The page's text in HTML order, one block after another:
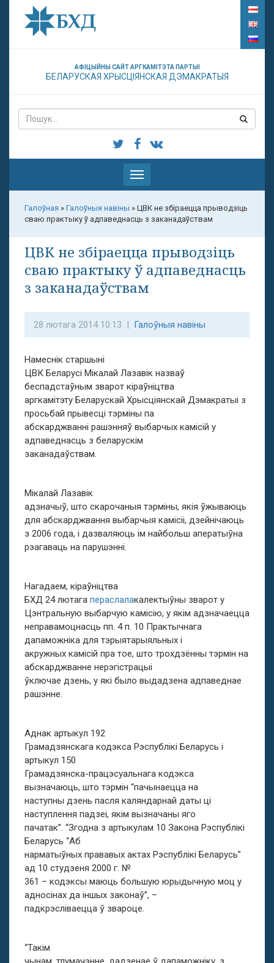
АФІЦЫЙНЫ САЙТ АРГКАМІТЭТА ПАРТЫІ
БЕЛАРУСКАЯ ХРЫСЦІЯНСКАЯ ДЭМАКРАТЫЯ
Паказаць
меню
Галоўная » Галоўныя навіны » ЦВК не збіраецца прыводзіць
сваю практыку ў адпаведнасць з заканадаўствам
ЦВК не збіраецца прыводзіць
сваю практыку ў адпаведнасць
з заканадаўствам
28 лютага 2014 10:13 | Галоўныя навіны
Намеснік старшыні
ЦВК Беларусі Мікалай Лазавік назваў
беспадстаўным зварот кіраўніцтва
аргкамітэту Беларускай Хрысціянскай Дэмакратыі з
просьбай прывесці тэрміны па
абскарджванні рашэнняў выбарчых камісій у
адпаведнасць з беларускім
заканадаўствам.
Мікалай Лазавік
адзначыў, што скарочаныя тэрміны, якія ўжываюць
для абскарджвання выбарчыя камісіі, дзейнічаюць
з 2006 года, і дазваляюць ім найбольш аператыўна
рэагаваць на парушэнні.
Нагадаем, кіраўніцтва
БХД 24 лютага пераслалакалектыўны зварот у
Цэнтральную выбарчую камісію, у якім адзначаецца
неправамоцнасць пп. 4 п. 10 Практычнага
дапаможніка для тэрыятарыяльных і
акружных камісій пра тое, што трохдзённы тэрмін на
абскарджванне нерэгістрацыі
ўключае дзень, у які было выдадзена адпаведнае
рашэнне.
Аднак артыкул 192
Грамадзянскага кодэкса Рэспублікі Беларусь і
артыкул 150
Грамадзянска-працэсуальнага кодэкса
вызначаюць, што тэрмін “пачынаецца на
наступны дзень пасля каляндарнай даты цi
наступлення падзеі, якім вызначаны яго
пачатак”. “Згодна з артыкулам 10 Закона Рэспублікі
Беларусь “Аб
нарматыўных прававых актах Рэспублікі Беларусь”
ад 10 студзеня 2000 г. №
361 – кодэксы маюць большую юрыдычную моц у
адносінах да іншых законаў”, –
падкрэсліваецца ў звароце.
“Такім